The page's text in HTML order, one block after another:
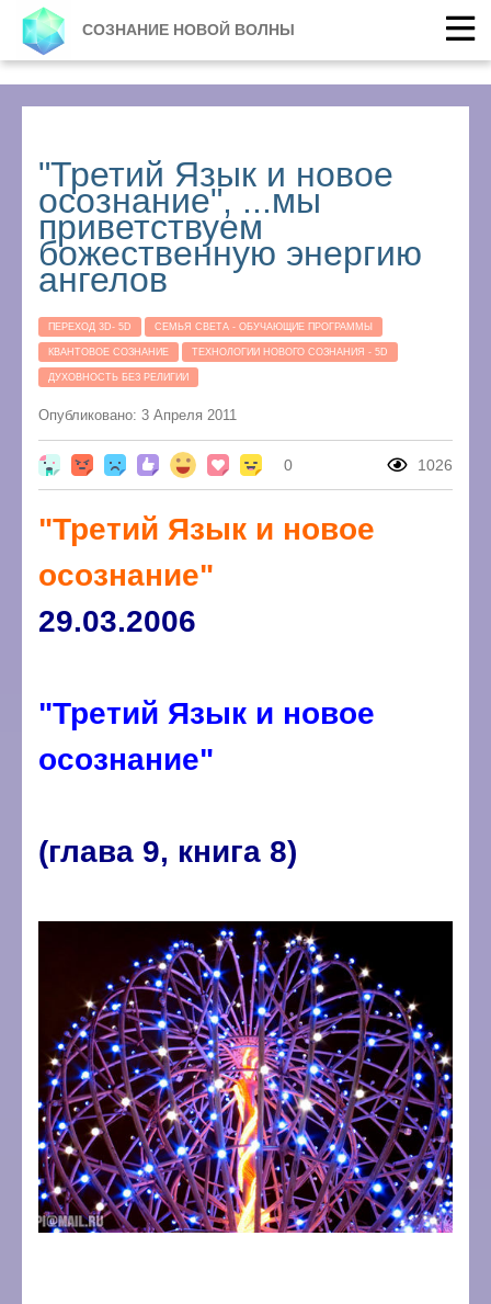
СОЗНАНИЕ НОВОЙ ВОЛНЫ
"Третий Язык и новое
осознание", ...мы
приветствуем
божественную энергию
ангелов
ПЕРЕХОД 3D- 5D СЕМЬЯ СВЕТА - ОБУЧАЮЩИЕ ПРОГРАММЫ
КВАНТОВОЕ СОЗНАНИЕ ТЕХНОЛОГИИ НОВОГО СОЗНАНИЯ - 5D
ДУХОВНОСТЬ БЕЗ РЕЛИГИИ
Опубликовано: 3 Апреля 2011
0 1026
"Третий Язык и новое
осознание"
29.03.2006
"Третий Язык и новое
осознание"
(глава 9, книга 8)